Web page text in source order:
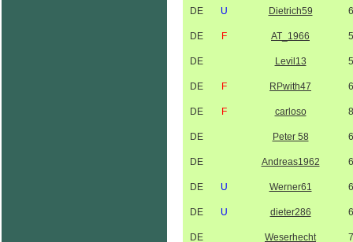
DE U Dietrich59
DE F AT_1966
DE Levil13
DE F RPwith47
DE F carloso
DE Peter 58
DE Andreas1962
DE U Werner61
DE U dieter286
DE Weserhecht